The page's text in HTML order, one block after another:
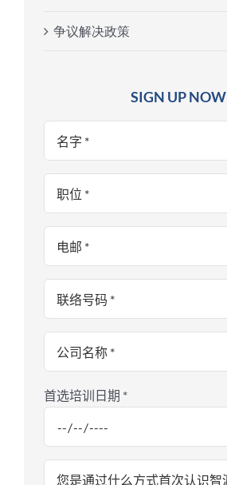
争议解决政策
SIGN UP NOW
首选培训日期 *